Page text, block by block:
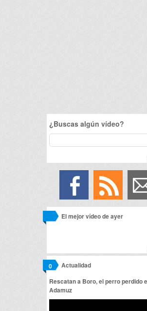
¿Buscas algún vídeo?
El mejor vídeo de ayer
Actualidad
0
Rescatan a Boro, el perro perdido
Adamuz